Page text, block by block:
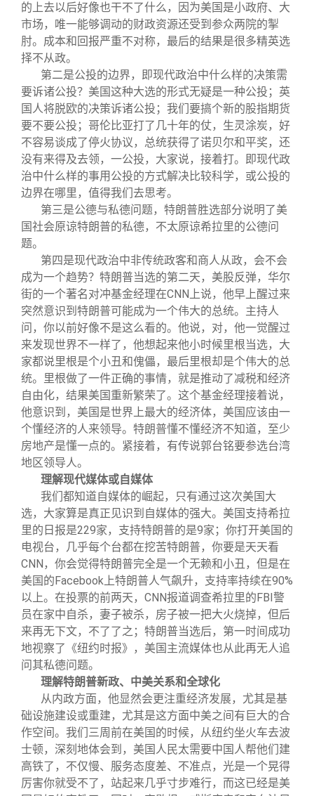
的上去以后好像也干不了什么，因为美国是小政府、大
市场，唯一能够调动的财政资源还受到参众两院的掣
肘。成本和回报严重不对称，最后的结果是很多精英选
择不从政。
第二是公投的边界，即现代政治中什么样的决策需
要诉诸公投？美国这种大选的形式无疑是一种公投；英
国人将脱欧的决策诉诸公投；我们要搞个新的股指期货
要不要公投；哥伦比亚打了几十年的仗，生灵涂炭，好
不容易谈成了停火协议，总统获得了诺贝尔和平奖，还
没有来得及去领，一公投，大家说，接着打。即现代政
治中什么样的事用公投的方式解决比较科学，或公投的
边界在哪里，值得我们去思考。
第三是公德与私德问题，特朗普胜选部分说明了美
国社会原谅特朗普的私德，不太原谅希拉里的公德问
题。
第四是现代政治中非传统政客和商人从政，会不会
成为一个趋势？特朗普当选的第二天，美股反弹，华尔
街的一个著名对冲基金经理在CNN上说，他早上醒过来
突然意识到特朗普可能成为一个伟大的总统。主持人
问，你以前好像不是这么看的。他说，对，他一觉醒过
来发现世界不一样了，他想起来他小时候里根当选，大
家都说里根是个小丑和傀儡，最后里根却是个伟大的总
统。里根做了一件正确的事情，就是推动了减税和经济
自由化，结果美国重新繁荣了。这个基金经理接着说，
他意识到，美国是世界上最大的经济体，美国应该由一
个懂经济的人来领导。特朗普懂不懂经济不知道，至少
房地产是懂一点的。紧接着，有传说郭台铭要参选台湾
地区领导人。
理解现代媒体或自媒体
我们都知道自媒体的崛起，只有通过这次美国大
选，大家算是真正见识到自媒体的强大。美国支持希拉
里的日报是229家，支持特朗普的是9家；你打开美国的
电视台，几乎每个台都在挖苦特朗普，你要是天天看
CNN，你会觉得特朗普完全是一个无赖和小丑，但是在
美国的Facebook上特朗普人气飙升，支持率持续在90%
以上。在投票的前两天，CNN报道调查希拉里的FBI警
员在家中自杀，妻子被杀，房子被一把大火烧掉，但后
来再无下文，不了了之；特朗普当选后，第一时间成功
地视察了《纽约时报》，美国主流媒体也从此再无人追
问其私德问题。
理解特朗普新政、中美关系和全球化
从内政方面，他显然会更注重经济发展，尤其是基
础设施建设或重建，尤其是这方面中美之间有巨大的合
作空间。我们三周前在美国的时候，从纽约坐火车去波
士顿，深刻地体会到，美国人民太需要中国人帮他们建
高铁了，不仅慢、服务态度差、不准点，光是一个晃得
厉害你就受不了，站起来几乎寸步难行，而这已经是美